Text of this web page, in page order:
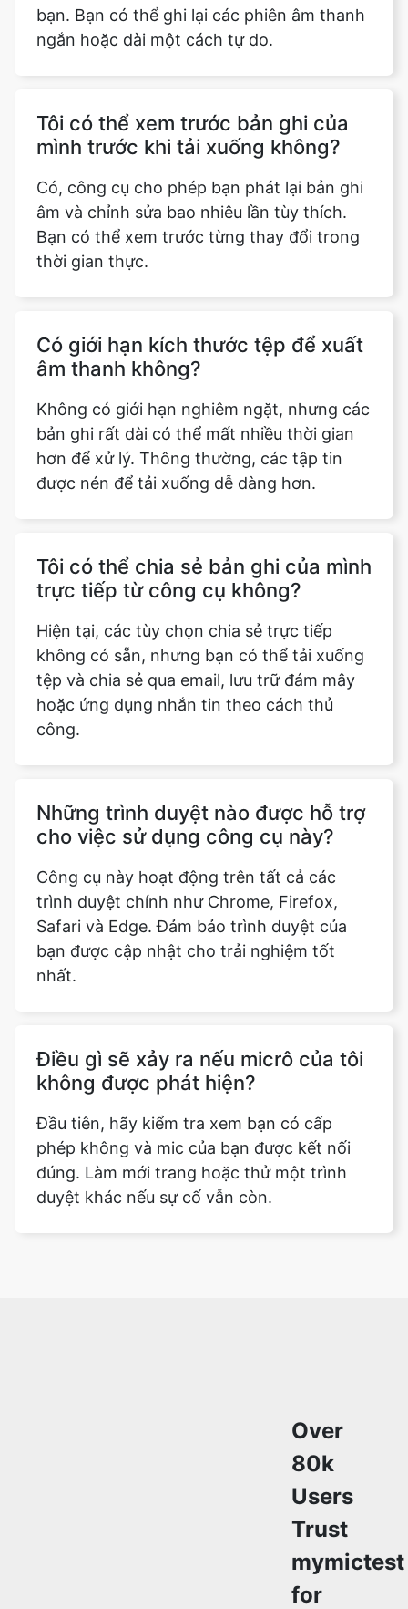
bạn. Bạn có thể ghi lại các phiên âm thanh
ngắn hoặc dài một cách tự do.
Tôi có thể xem trước bản ghi của
mình trước khi tải xuống không?
Có, công cụ cho phép bạn phát lại bản ghi
âm và chỉnh sửa bao nhiêu lần tùy thích.
Bạn có thể xem trước từng thay đổi trong
thời gian thực.
Có giới hạn kích thước tệp để xuất
âm thanh không?
Không có giới hạn nghiêm ngặt, nhưng các
bản ghi rất dài có thể mất nhiều thời gian
hơn để xử lý. Thông thường, các tập tin
được nén để tải xuống dễ dàng hơn.
Tôi có thể chia sẻ bản ghi của mình
trực tiếp từ công cụ không?
Hiện tại, các tùy chọn chia sẻ trực tiếp
không có sẵn, nhưng bạn có thể tải xuống
tệp và chia sẻ qua email, lưu trữ đám mây
hoặc ứng dụng nhắn tin theo cách thủ
công.
Những trình duyệt nào được hỗ trợ
cho việc sử dụng công cụ này?
Công cụ này hoạt động trên tất cả các
trình duyệt chính như Chrome, Firefox,
Safari và Edge. Đảm bảo trình duyệt của
bạn được cập nhật cho trải nghiệm tốt
nhất.
Điều gì sẽ xảy ra nếu micrô của tôi
không được phát hiện?
Đầu tiên, hãy kiểm tra xem bạn có cấp
phép không và mic của bạn được kết nối
đúng. Làm mới trang hoặc thử một trình
duyệt khác nếu sự cố vẫn còn.
Over
80k
Users
Trust
mymictest
for